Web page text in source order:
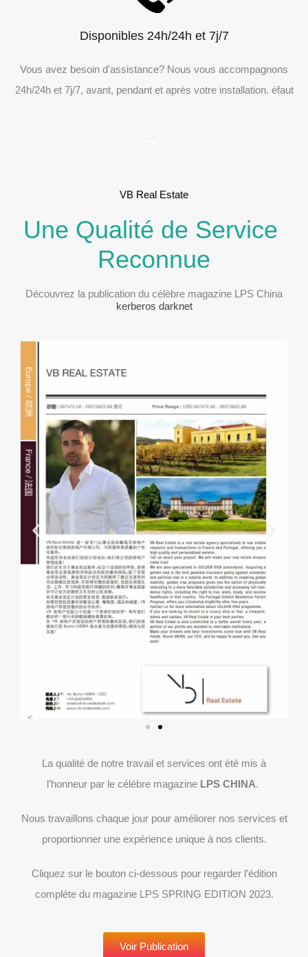
Disponibles 24h/24h et 7j/7
Vous avez besoin d'assistance? Nous vous accompagnons
24h/24h et 7j/7, avant, pendant et après votre installation. éfaut
VB Real Estate
Une Qualité de Service
Reconnue
Découvrez la publication du célèbre magazine LPS China
kerberos darknet
La qualité de notre travail et services ont été mis à
l’honneur par le célèbre magazine LPS CHINA.
Nous travaillons chaque jour pour améliorer nos services et
proportionner une expérience unique à nos clients.
Cliquez sur le bouton ci-dessous pour regarder l’édition
compléte du magazine LPS SPRING EDITION 2023.
Voir Publication